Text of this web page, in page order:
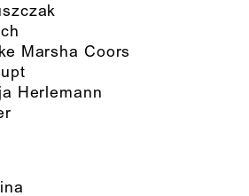
Marsha Coors
Herlemann